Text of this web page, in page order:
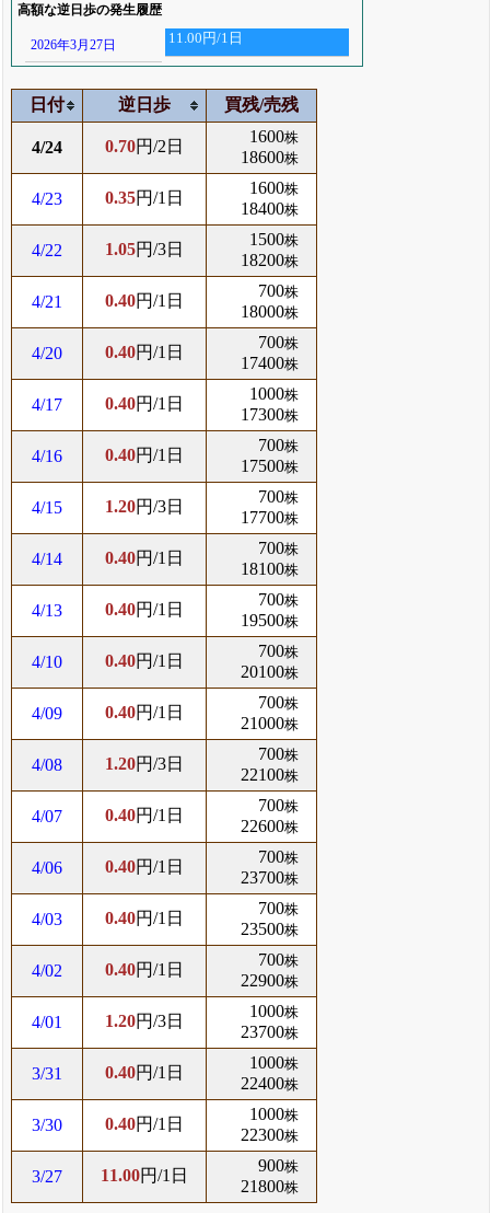
高額な逆日歩の発生履歴
2026年3月27日 11.00円/1日
日付 逆日歩 買残/売残
4/24 0.70円/2日
1600株
18600株
4/23 0.35円/1日
1600株
18400株
4/22 1.05円/3日
1500株
18200株
4/21 0.40円/1日
700株
18000株
4/20 0.40円/1日
700株
17400株
4/17 0.40円/1日
1000株
17300株
4/16 0.40円/1日
700株
17500株
4/15 1.20円/3日
700株
17700株
4/14 0.40円/1日
700株
18100株
4/13 0.40円/1日
700株
19500株
4/10 0.40円/1日
700株
20100株
4/09 0.40円/1日
700株
21000株
4/08 1.20円/3日
700株
22100株
4/07 0.40円/1日
700株
22600株
4/06 0.40円/1日
700株
23700株
4/03 0.40円/1日
700株
23500株
4/02 0.40円/1日
700株
22900株
4/01 1.20円/3日
1000株
23700株
3/31 0.40円/1日
1000株
22400株
3/30 0.40円/1日
1000株
22300株
3/27 11.00円/1日
900株
21800株